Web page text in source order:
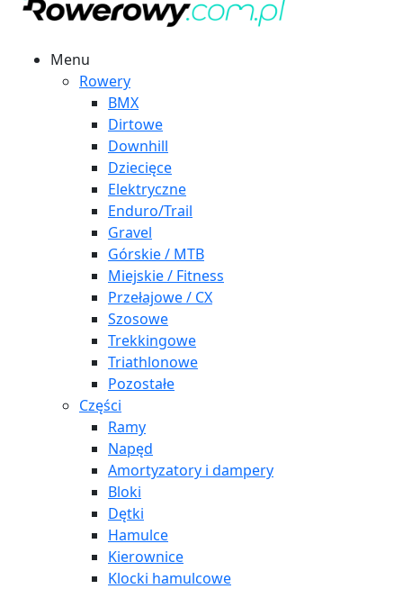
Menu
Rowery
BMX
Dirtowe
Downhill
Dziecięce
Elektryczne
Enduro/Trail
Gravel
Górskie / MTB
Miejskie / Fitness
Przełajowe / CX
Szosowe
Trekkingowe
Triathlonowe
Pozostałe
Części
Ramy
Napęd
Amortyzatory i dampery
Bloki
Dętki
Hamulce
Kierownice
Klocki hamulcowe